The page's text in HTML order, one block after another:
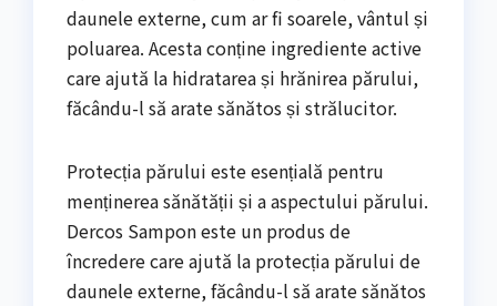
daunele externe, cum ar fi soarele, vântul și
poluarea. Acesta conține ingrediente active
care ajută la hidratarea și hrănirea părului,
făcându-l să arate sănătos și strălucitor.
Protecția părului este esențială pentru
menținerea sănătății și a aspectului părului.
Dercos Sampon este un produs de
încredere care ajută la protecția părului de
daunele externe, făcându-l să arate sănătos